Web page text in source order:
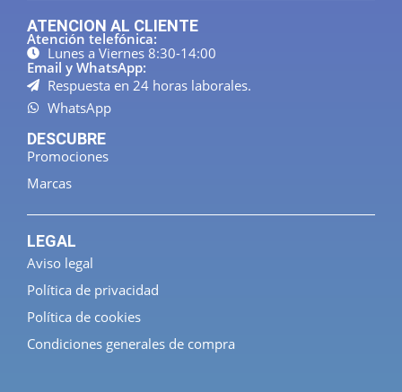
ATENCION AL CLIENTE
Atención telefónica:
Lunes a Viernes 8:30-14:00
Email y WhatsApp:
Respuesta en 24 horas laborales.
WhatsApp
DESCUBRE
Promociones
Marcas
LEGAL
Aviso legal
Política de privacidad
Política de cookies
Condiciones generales de compra